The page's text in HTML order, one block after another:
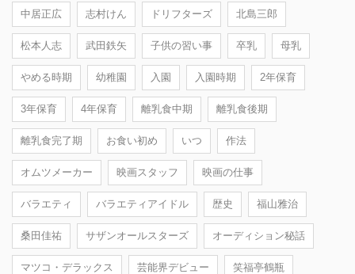
中居正広 志村けん ドリフターズ 北島三郎
松本人志 武田鉄矢 子供の習い事 卒乳 母乳
やめる時期 幼稚園 入園 入園時期 2年保育
3年保育 4年保育 離乳食中期 離乳食後期
離乳食完了期 お食い初め いつ 作法
オムツメーカー 映画スタッフ 映画の仕事
バラエティ バラエティアイドル 歴史 福山雅治
桑田佳祐 サザンオールスターズ オーディション秘話
マツコ・デラックス 芸能界デビュー 笑福亭鶴瓶